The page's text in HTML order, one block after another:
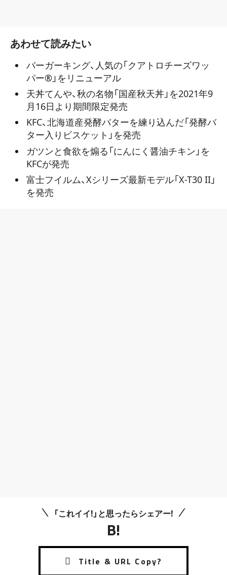
あわせて読みたい
バーガーキング、人気の「クアトロチーズワッ
パー®」をリニューアル
天丼てんや、秋の名物「国産秋天丼」を2021年9
月16日より期間限定発売
KFC、北海道産発酵バターを練り込んだ「発酵バ
ター入りビスケット」を発売
ガツンと食欲を煽る「にんにく醤油チキン」を
KFCが発売
富士フイルム、Xシリーズ最新モデル「X-T30 II」
を発売
「これイイ!」と思ったらシェアー!
B!